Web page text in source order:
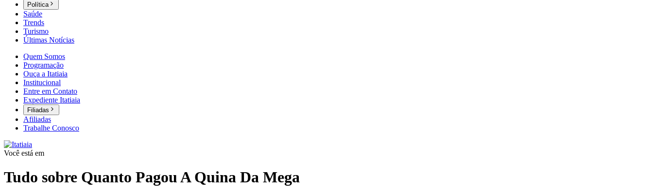
Política
Saúde
Trends
Turismo
Últimas Notícias
Quem Somos
Programação
Ouça a Itatiaia
Institucional
Entre em Contato
Expediente Itatiaia
Filiadas
Afiliadas
Trabalhe Conosco
Você está em
Tudo sobre Quanto Pagou A Quina Da Mega